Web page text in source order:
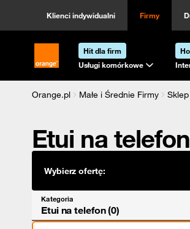
Klienci indywidualni Firmy
Strona główna Orange.pl
Hit dla firm
Usługi komórkowe
Orange.pl Małe i Średnie Firmy Sklep
Etui na telefon
Wybierz ofertę:
Kategoria
Etui na telefon (0)